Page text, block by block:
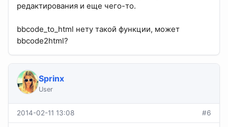
редактирования и еще чего-то.
bbcode_to_html нету такой функции, может
bbcode2html?
Sprinx
User
2014-02-11 13:08 #6